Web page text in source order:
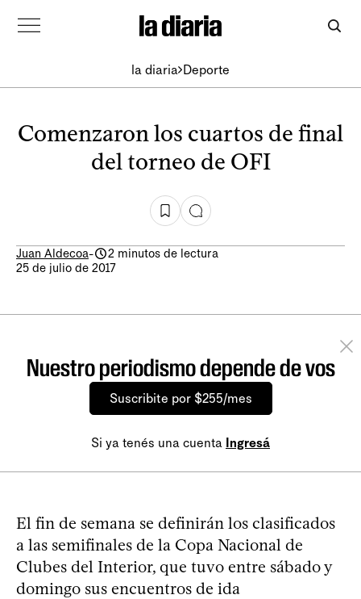
la diaria Deporte
Comenzaron los cuartos de final
del torneo de OFI
Juan Aldecoa-
2 minutos de lectura
25 de julio de 2017
Nuestro periodismo depende de vos
Suscribite por $255/mes
Si ya tenés una cuenta Ingresá
El fin de semana se definirán los clasificados
a las semifinales de la Copa Nacional de
Clubes del Interior, que tuvo entre sábado y
domingo sus encuentros de ida